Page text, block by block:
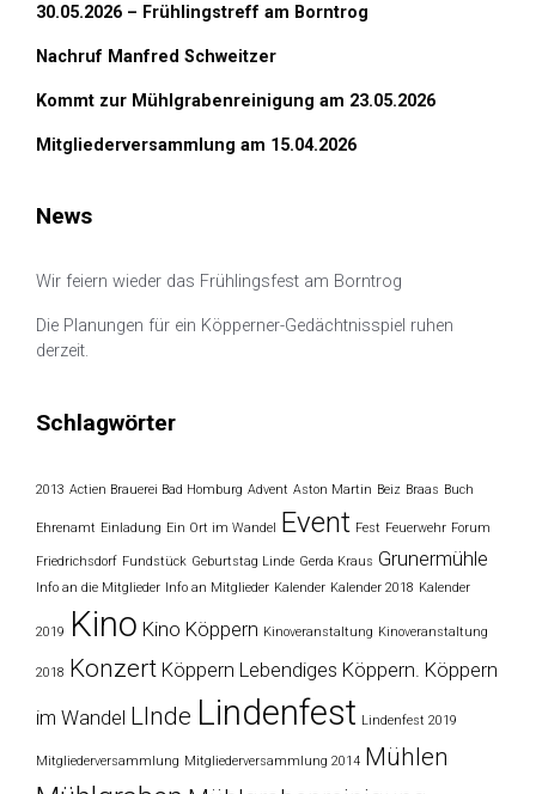
30.05.2026 – Frühlingstreff am Borntrog
Nachruf Manfred Schweitzer
Kommt zur Mühlgrabenreinigung am 23.05.2026
Mitgliederversammlung am 15.04.2026
News
Wir feiern wieder das Frühlingsfest am Borntrog
Die Planungen für ein Köpperner-Gedächtnisspiel ruhen
derzeit.
Schlagwörter
2013 Actien Brauerei Bad Homburg Advent Aston Martin Beiz Braas Buch
Ehrenamt Einladung Ein Ort im Wandel Event Fest Feuerwehr Forum
Friedrichsdorf Fundstück Geburtstag Linde Gerda Kraus Grunermühle
Info an die Mitglieder Info an Mitglieder Kalender Kalender 2018 Kalender
2019 Kino Kino Köppern Kinoveranstaltung Kinoveranstaltung
2018 Konzert Köppern Lebendiges Köppern. Köppern
im Wandel LInde Lindenfest Lindenfest 2019
Mitgliederversammlung Mitgliederversammlung 2014 Mühlen